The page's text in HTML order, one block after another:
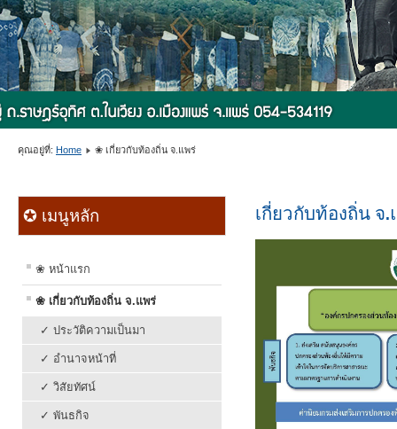
คุณอยู่ที่: Home ❀ เกี่ยวกับท้องถิ่น จ.แพร่
✪ เมนูหลัก
❀ หน้าแรก
❀ เกี่ยวกับท้องถิ่น จ.แพร่
✓ ประวัติความเป็นมา
✓ อำนาจหน้าที่
✓ วิสัยทัศน์
✓ พันธกิจ
เกี่ยวกับท้องถิ่น จ.